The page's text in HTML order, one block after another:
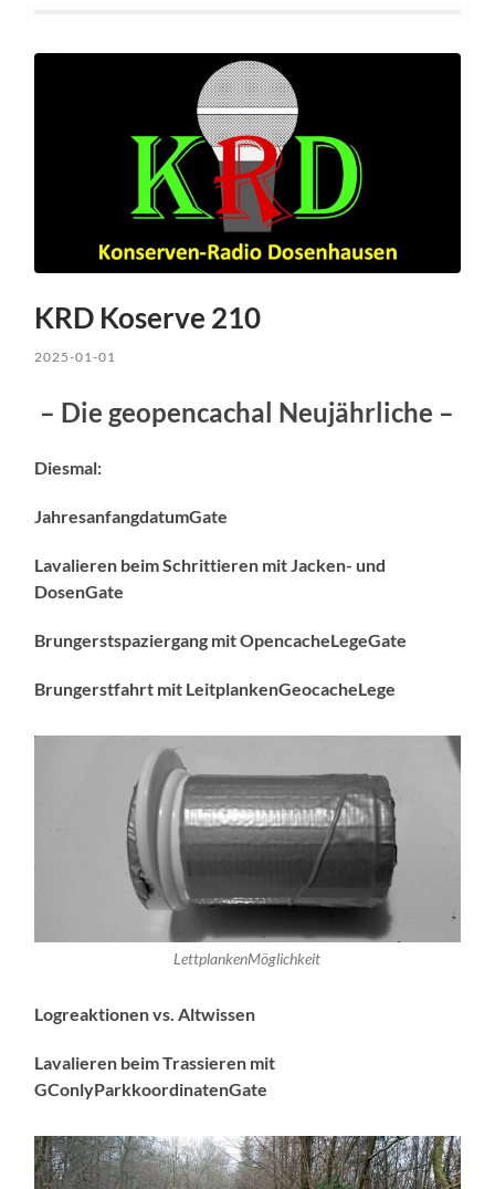
KRD Koserve 210
2025-01-01
– Die geopencachal Neujährliche –
Diesmal:
JahresanfangdatumGate
Lavalieren beim Schrittieren mit Jacken- und
DosenGate
Brungerstspaziergang mit OpencacheLegeGate
Brungerstfahrt mit LeitplankenGeocacheLege
LettplankenMöglichkeit
Logreaktionen vs. Altwissen
Lavalieren beim Trassieren mit
GConlyParkkoordinatenGate